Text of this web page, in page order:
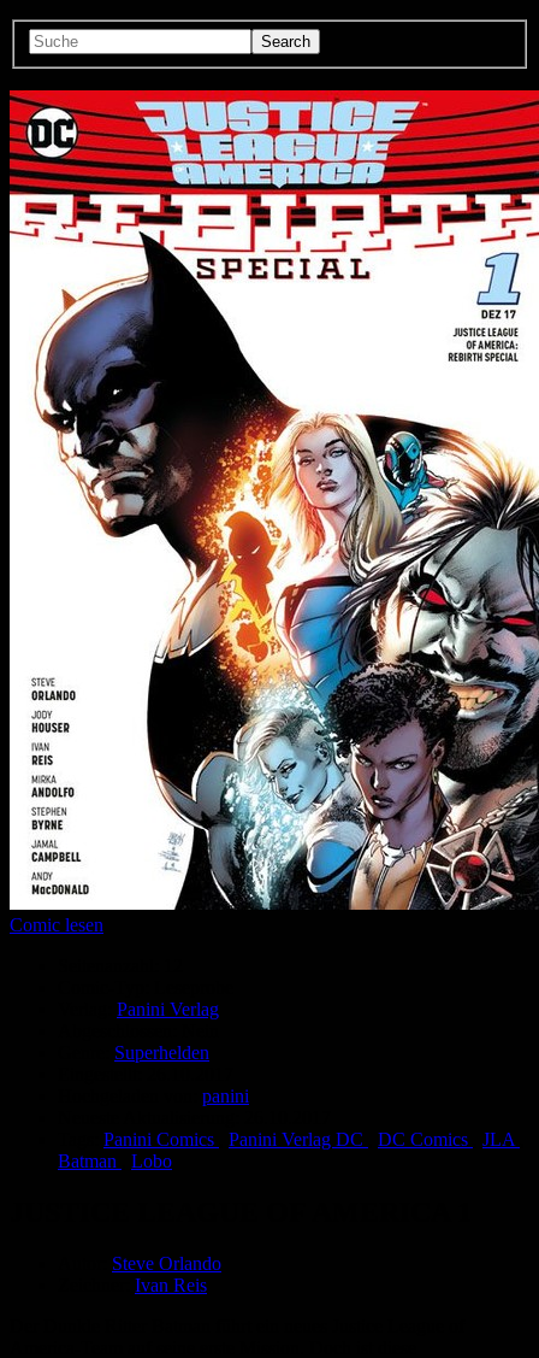
Comic lesen
Panini Verlag
Superhelden
panini
Panini Comics Panini Verlag DC DC Comics JLA
Batman
Lobo
Steve Orlando
Ivan Reis